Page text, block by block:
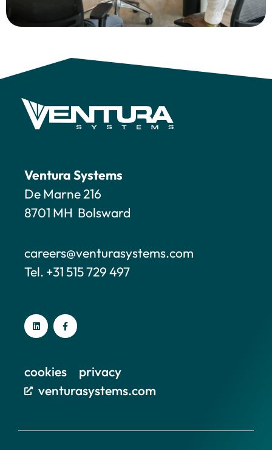
Ventura Systems
De Marne 216
8701 MH Bolsward
careers@venturasystems.com
Tel. +31 515 729 497
cookies
privacy
venturasystems.com